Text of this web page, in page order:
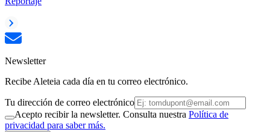
Newsletter
Recibe Aleteia cada día en tu correo electrónico.
Tu dirección de correo electrónico
Acepto recibir la newsletter. Consulta nuestra Política de
privacidad para saber más.